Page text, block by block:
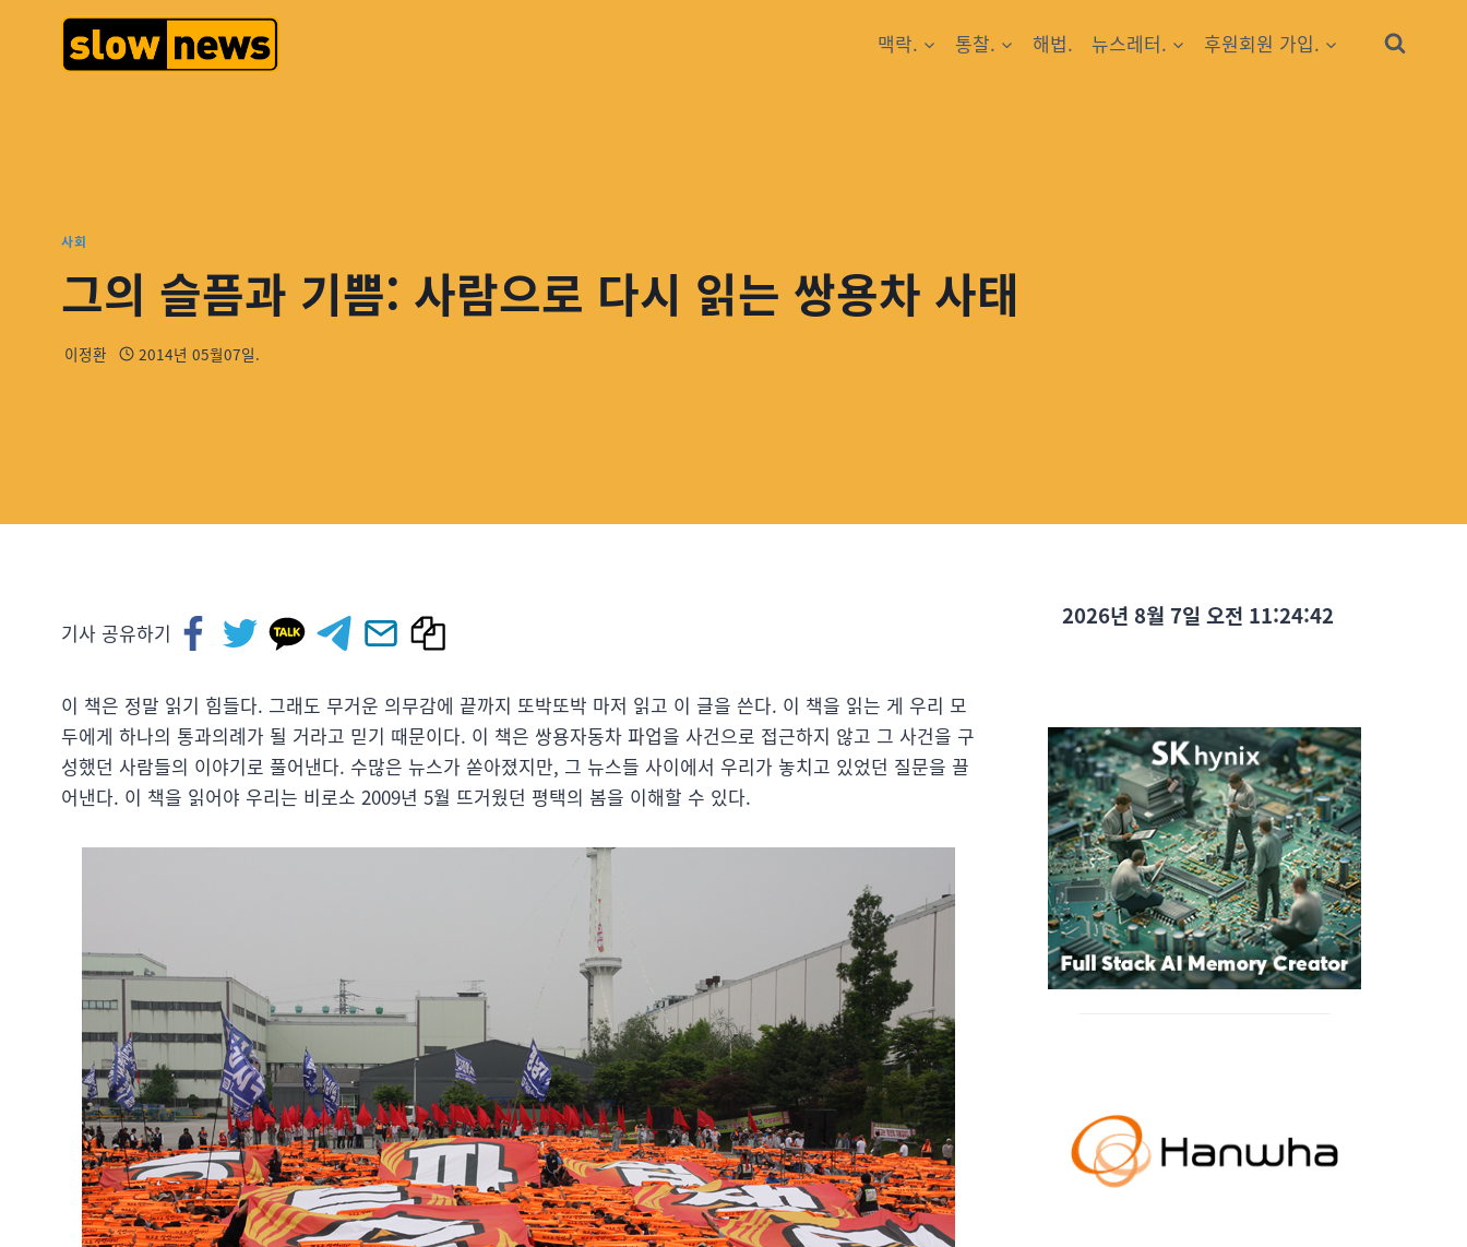
맥락. 통찰. 해법. 뉴스레터. 후원회원 가입.
사회
그의 슬픔과 기쁨: 사람으로 다시 읽는 쌍용차 사태
이정환 2014년 05월07일.
기사 공유하기
이 책은 정말 읽기 힘들다. 그래도 무거운 의무감에 끝까지 또박또박 마저 읽고 이 글을 쓴다. 이 책을 읽는 게 우리 모
두에게 하나의 통과의례가 될 거라고 믿기 때문이다. 이 책은 쌍용자동차 파업을 사건으로 접근하지 않고 그 사건을 구
성했던 사람들의 이야기로 풀어낸다. 수많은 뉴스가 쏟아졌지만, 그 뉴스들 사이에서 우리가 놓치고 있었던 질문을 끌
어낸다. 이 책을 읽어야 우리는 비로소 2009년 5월 뜨거웠던 평택의 봄을 이해할 수 있다.
2026년 8월 7일 오전 11:24:44